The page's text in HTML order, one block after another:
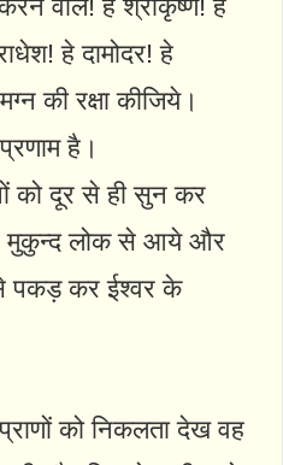
वाले! हे श्रीकृष्ण! हे
हे दामोदर! हे
की रक्षा कीजिये।
है।
को दूर से ही सुन कर
मुकुन्द लोक से आये और
पकड़ कर ईश्वर के
को निकलता देख वह